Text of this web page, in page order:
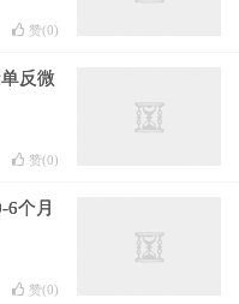
赞(0)
反微
赞(0)
6个月
赞(0)